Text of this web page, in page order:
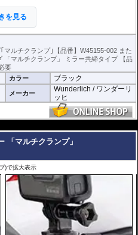
さ135～180mm、厚さ11mmまでのスマ
フォンが取付可能です。
マートフォンとの接触部分には絶縁性の
。
を見る
ルチクランプ｣【品番】W45155-002 また
「マルチクランプ」 ミラー共締タイプ 【品
要
カラー ブラック
メーカー
Wunderlich / ワンダーリ
ッヒ
「マルチクランプ」
)で拡大表示